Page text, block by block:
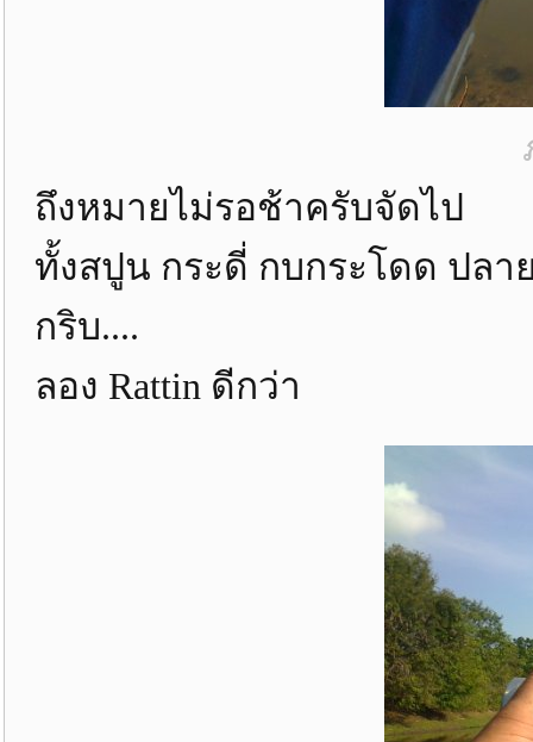
ถึงหมายไม่รอช้าครับจัดไป
ทั้งสปูน กระดี่ กบกระโดด ปลา
กริบ....
ลอง Rattin ดีกว่า